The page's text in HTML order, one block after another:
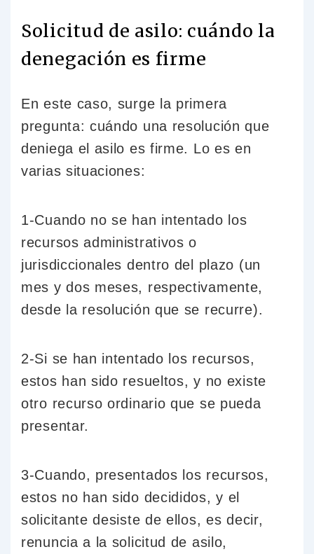
Solicitud de asilo: cuándo la
denegación es firme
En este caso, surge la primera
pregunta: cuándo una resolución que
deniega el asilo es firme. Lo es en
varias situaciones:
1-Cuando no se han intentado los
recursos administrativos o
jurisdiccionales dentro del plazo (un
mes y dos meses, respectivamente,
desde la resolución que se recurre).
2-Si se han intentado los recursos,
estos han sido resueltos, y no existe
otro recurso ordinario que se pueda
presentar.
3-Cuando, presentados los recursos,
estos no han sido decididos, y el
solicitante desiste de ellos, es decir,
renuncia a la solicitud de asilo,